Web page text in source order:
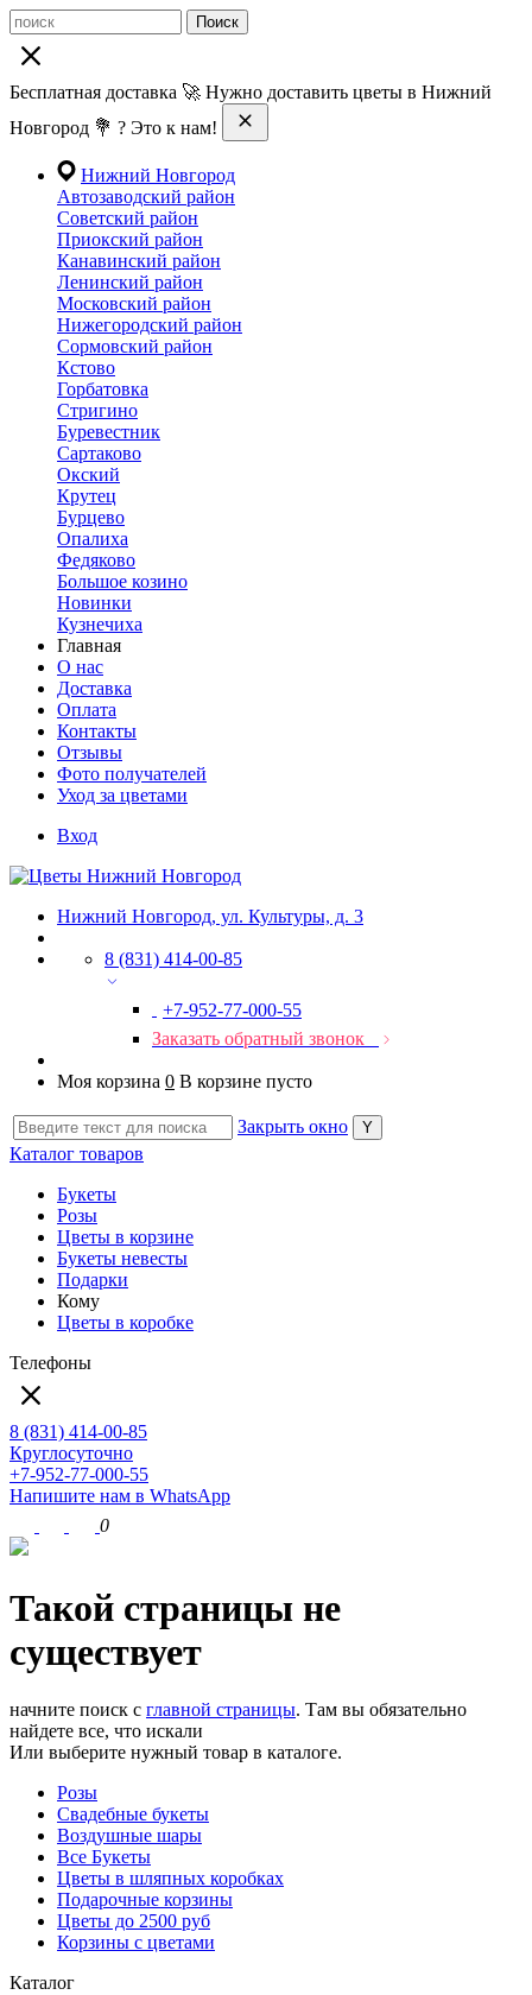
Поиск
Бесплатная доставка 🚀 Нужно доставить цветы в Нижний
Новгород 💐 ? Это к нам!
Нижний Новгород
Автозаводский район
Советский район
Приокский район
Канавинский район
Ленинский район
Московский район
Нижегородский район
Сормовский район
Кстово
Горбатовка
Стригино
Буревестник
Сартаково
Окский
Крутец
Бурцево
Опалиха
Федяково
Большое козино
Новинки
Кузнечиха
Главная
О нас
Доставка
Оплата
Контакты
Отзывы
Фото получателей
Уход за цветами
Вход
Нижний Новгород, ул. Культуры, д. 3
8 (831) 414-00-85
+7-952-77-000-55
Заказать обратный звонок
Моя корзина 0 В корзине пусто
Закрыть окно
Каталог товаров
Букеты
Розы
Цветы в корзине
Букеты невесты
Подарки
Кому
Цветы в коробке
Телефоны
8 (831) 414-00-85
Круглосуточно
+7-952-77-000-55
Напишите нам в WhatsApp
0
Такой страницы не
существует
начните поиск с главной страницы. Там вы обязательно
найдете все, что искали
Или выберите нужный товар в каталоге.
Розы
Свадебные букеты
Воздушные шары
Все Букеты
Цветы в шляпных коробках
Подарочные корзины
Цветы до 2500 руб
Корзины с цветами
Каталог